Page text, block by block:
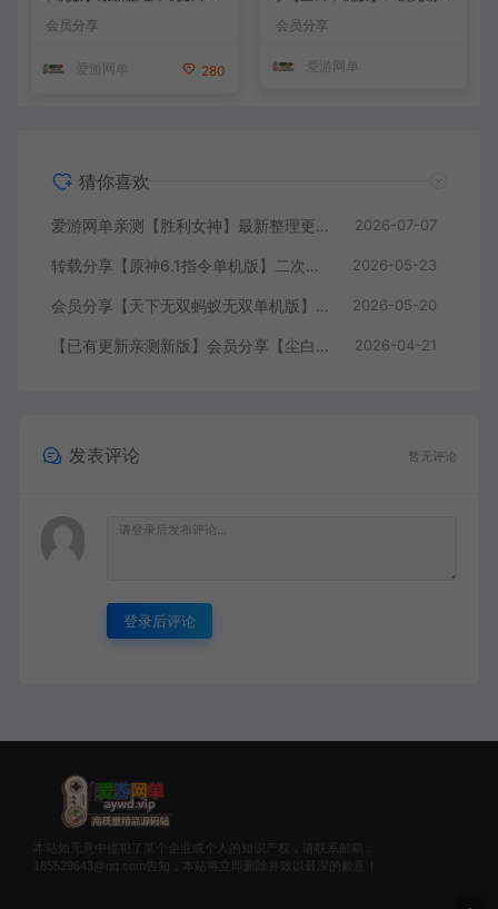
带GM命令后台 武侠怀旧网游
免虚拟机一键端 配套视频教
会员分享
爱游网单 280
类网游单机版一键端
会员分享
爱游网单
猜你喜欢
爱游网单亲测【胜利女神】最新整理更新第7版148.10.5NIKKE胜利女神妮姬单机版方舟活动148版本官服GM可无限抽卡全剧情免虚拟机一键端视频安装教学 2026-07-07
转载分享【原神6.1指令单机版】二次元网游单机版 指令模拟端 登录 战斗 地图 魔物 背包 抽卡 商店 MOD 未亲测图文教学 2026-05-23
会员分享【天下无双蚂蚁无双单机版】最新整理单机版本 带GM命令后台 武侠怀旧网游 免虚拟机一键端 配套视频教学 2026-05-20
【已有更新亲测新版】会员分享【尘白单机版】二次元射击类网游单机版一键端 2026-04-21
发表评论 暂无评论
登录后评论
本站如无意中侵犯了某个企业或个人的知识产权，请联系邮箱：
185529643@qq.com告知，本站将立即删除并致以最深的歉意！